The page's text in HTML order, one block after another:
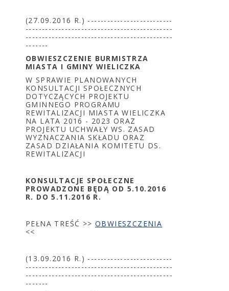
(27.09.2016 R.) --------------------------
---------------------------------------------
---------------------------------------------
-------
OBWIESZCZENIE BURMISTRZA
MIASTA I GMINY WIELICZKA
W SPRAWIE PLANOWANYCH
KONSULTACJI SPOŁECZNYCH
DOTYCZĄCYCH PROJEKTU
GMINNEGO PROGRAMU
REWITALIZACJI MIASTA WIELICZKA
NA LATA 2016 - 2023 ORAZ
PROJEKTU UCHWAŁY WS. ZASAD
WYZNACZANIA SKŁADU ORAZ
ZASAD DZIAŁANIA KOMITETU DS.
REWITALIZACJI
KONSULTACJE SPOŁECZNE
PROWADZONE BĘDĄ OD 5.10.2016
R. DO 5.11.2016 R.
PEŁNA TREŚĆ >> OBWIESZCZENIA
<<
(13.09.2016 R.) --------------------------
---------------------------------------------
---------------------------------------------
-------